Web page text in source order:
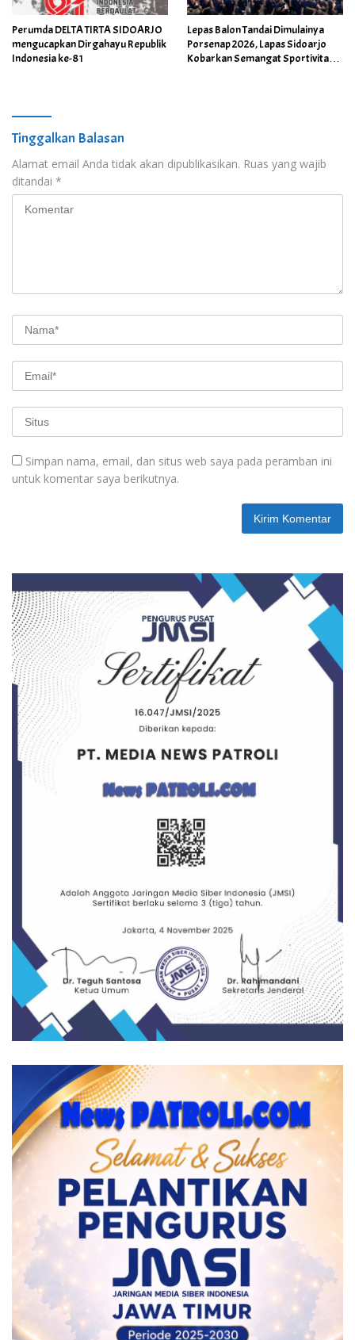
Perumda DELTA TIRTA SIDOARJO
mengucapkan Dirgahayu Republik
Indonesia ke-81
Lepas Balon Tandai Dimulainya
Porsenap 2026, Lapas Sidoarjo
Kobarkan Semangat Sportivitas
Tinggalkan Balasan
Alamat email Anda tidak akan dipublikasikan. Ruas yang wajib
ditandai *
Simpan nama, email, dan situs web saya pada peramban ini
untuk komentar saya berikutnya.